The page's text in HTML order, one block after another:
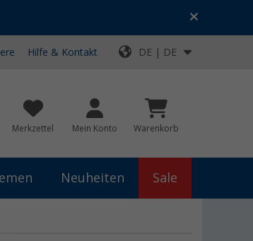
Top-Deals für dein Abenteuer!
Hilfe & Kontakt DE | DE
Merkzettel Mein Konto Warenkorb
Neuheiten Sale